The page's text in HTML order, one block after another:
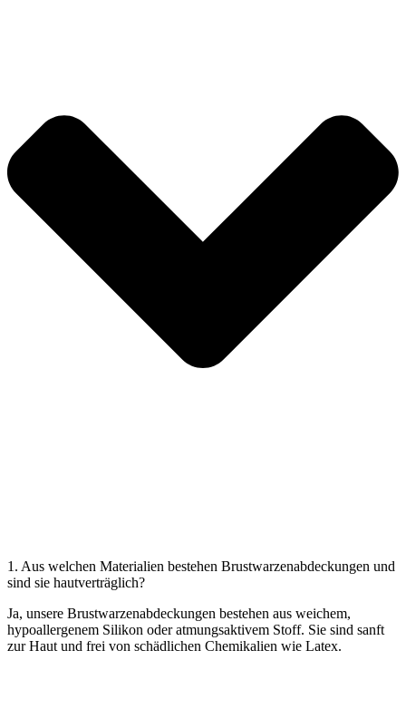
1. Aus welchen Materialien bestehen Brustwarzenabdeckungen und
sind sie hautverträglich?
Ja, unsere Brustwarzenabdeckungen bestehen aus weichem,
hypoallergenem Silikon oder atmungsaktivem Stoff. Sie sind sanft
zur Haut und frei von schädlichen Chemikalien wie Latex.